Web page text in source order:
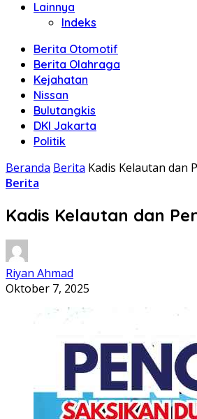
Lainnya
Indeks
Berita Otomotif
Berita Olahraga
Kejahatan
Nissan
Bulutangkis
DKI Jakarta
Politik
Beranda Berita Kadis Kelautan dan
Berita
Kadis Kelautan dan
Riyan Ahmad
Oktober 7, 2025